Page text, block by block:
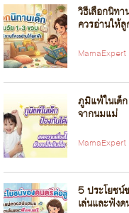
วิธีเลือกนิท
ควรอ่านให้
MamaExpert
ภูมิแพ้ในเด็
จากนมแม่
MamaExpert
5 ประโยช
เล่นและฟังด